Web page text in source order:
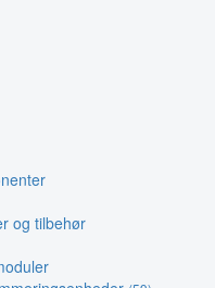
og tilbehør